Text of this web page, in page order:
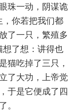
珠一动，阴谋诡
，你若把我们都
了一只，繁殖多
想了想：讲得也
猫吃掉了三只，
了大功，上帝觉
于是它便成了四
。